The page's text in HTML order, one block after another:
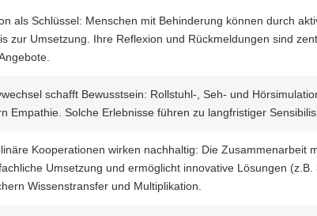
als Schlüssel: Menschen mit Behinderung können durch
zur Umsetzung. Ihre Reflexion und Rückmeldungen sind
schafft Bewusstsein: Rollstuhl-, Seh- und
Empathie. Solche Erlebnisse führen zu langfristiger
Kooperationen wirken nachhaltig: Die Zusammenarbeit
Umsetzung und ermöglicht innovative Lösungen
Wissenstransfer und Multiplikation.